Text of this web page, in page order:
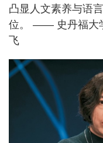
凸显人文素养与语
位。 —— 史丹福大
飞